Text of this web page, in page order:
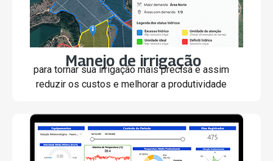
Manejo de irrigação
para tornar sua irrigação mais precisa e assim
reduzir os custos e melhorar a produtividade